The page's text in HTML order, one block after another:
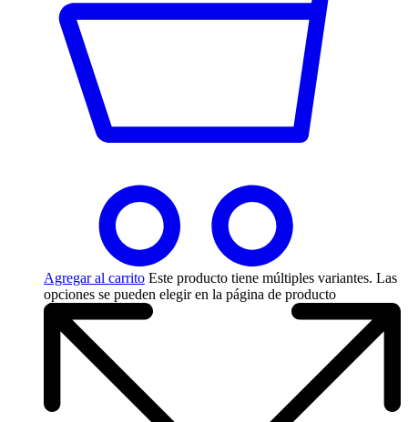
Agregar al carrito Este producto tiene múltiples variantes. Las
opciones se pueden elegir en la página de producto